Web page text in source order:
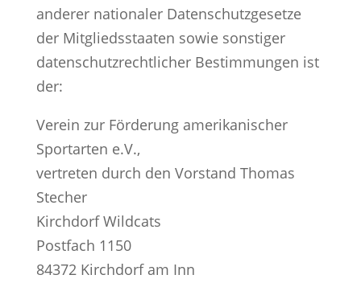
anderer nationaler Datenschutzgesetze
der Mitgliedsstaaten sowie sonstiger
datenschutzrechtlicher Bestimmungen ist
der:
Verein zur Förderung amerikanischer
Sportarten e.V.,
vertreten durch den Vorstand Thomas
Stecher
Kirchdorf Wildcats
Postfach 1150
84372 Kirchdorf am Inn